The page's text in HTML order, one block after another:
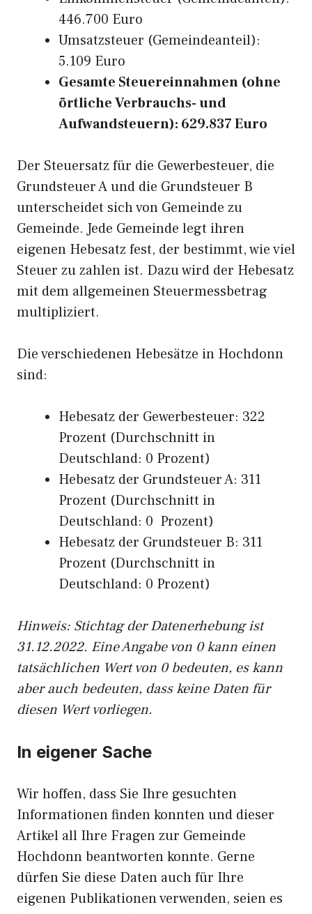
446.700 Euro
Umsatzsteuer (Gemeindeanteil):
5.109 Euro
Gesamte Steuereinnahmen (ohne
örtliche Verbrauchs- und
Aufwandsteuern): 629.837 Euro
Der Steuersatz für die Gewerbesteuer, die
Grundsteuer A und die Grundsteuer B
unterscheidet sich von Gemeinde zu
Gemeinde. Jede Gemeinde legt ihren
eigenen Hebesatz fest, der bestimmt, wie viel
Steuer zu zahlen ist. Dazu wird der Hebesatz
mit dem allgemeinen Steuermessbetrag
multipliziert.
Die verschiedenen Hebesätze in Hochdonn
sind:
Hebesatz der Gewerbesteuer: 322
Prozent (Durchschnitt in
Deutschland: 0 Prozent)
Hebesatz der Grundsteuer A: 311
Prozent (Durchschnitt in
Deutschland: 0 Prozent)
Hebesatz der Grundsteuer B: 311
Prozent (Durchschnitt in
Deutschland: 0 Prozent)
Hinweis: Stichtag der Datenerhebung ist
31.12.2022. Eine Angabe von 0 kann einen
tatsächlichen Wert von 0 bedeuten, es kann
aber auch bedeuten, dass keine Daten für
diesen Wert vorliegen.
In eigener Sache
Wir hoffen, dass Sie Ihre gesuchten
Informationen finden konnten und dieser
Artikel all Ihre Fragen zur Gemeinde
Hochdonn beantworten konnte. Gerne
dürfen Sie diese Daten auch für Ihre
eigenen Publikationen verwenden, seien es